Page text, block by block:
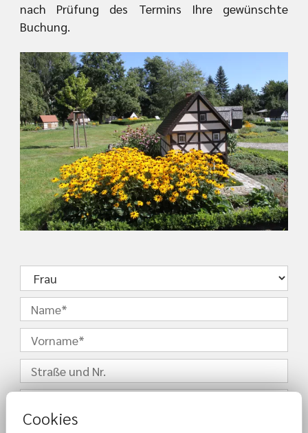
nach Prüfung des Termins Ihre gewünschte
Buchung.
Cookies